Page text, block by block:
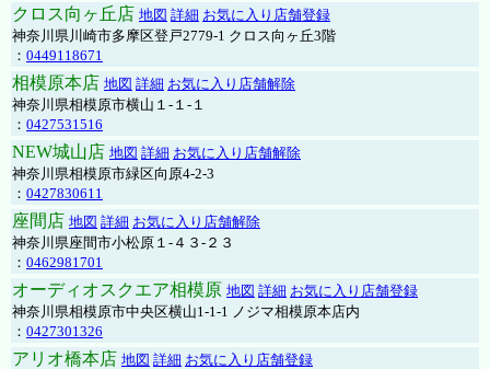
クロス向ヶ丘店 地図 詳細 お気に入り店舗登録
神奈川県川崎市多摩区登戸2779-1 クロス向ヶ丘3階
： 0449118671
相模原本店 地図 詳細 お気に入り店舗解除
神奈川県相模原市横山１-１-１
： 0427531516
NEW城山店 地図 詳細 お気に入り店舗解除
神奈川県相模原市緑区向原4-2-3
： 0427830611
座間店 地図 詳細 お気に入り店舗解除
神奈川県座間市小松原１-４３-２３
： 0462981701
オーディオスクエア相模原 地図 詳細 お気に入り店舗登録
神奈川県相模原市中央区横山1-1-1 ノジマ相模原本店内
： 0427301326
アリオ橋本店 地図 詳細 お気に入り店舗登録